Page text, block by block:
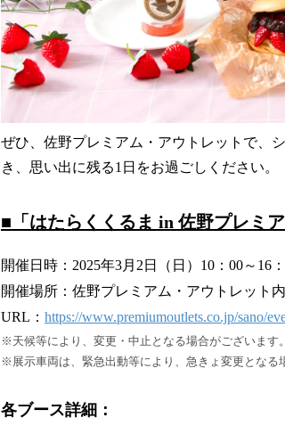
ぜひ、佐野プレミアム・アウトレットで、
き、思い出に残る1日をお過ごしください。
■「 はたらくくるま in 佐野プレミ
開催日時：2025年3月2日（日）10：00～16
開催場所：佐野プレミアム・アウトレット
URL： https://www.premiumoutlets.co.jp/sano/
※天候等により、変更・中止となる場合がございます
※展示車両は、緊急出動等により、急きょ変更となる
各ブース詳細：